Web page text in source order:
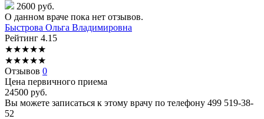
2600 руб.
О данном враче пока нет отзывов.
Быстрова Ольга Владимировна
Рейтинг 4.15
★★★★★
★★★★★
Отзывов 0
Цена первичного приема
24500 руб.
Вы можете записаться к этому врачу по телефону 499 519-38-
52